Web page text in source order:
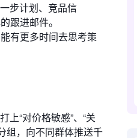
步计划、竞品信
跟进邮件。
有更多时间去思考策
“对价格敏感”、“关
组，向不同群体推送千